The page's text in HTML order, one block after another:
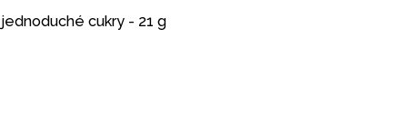
jednoduché cukry - 21 g